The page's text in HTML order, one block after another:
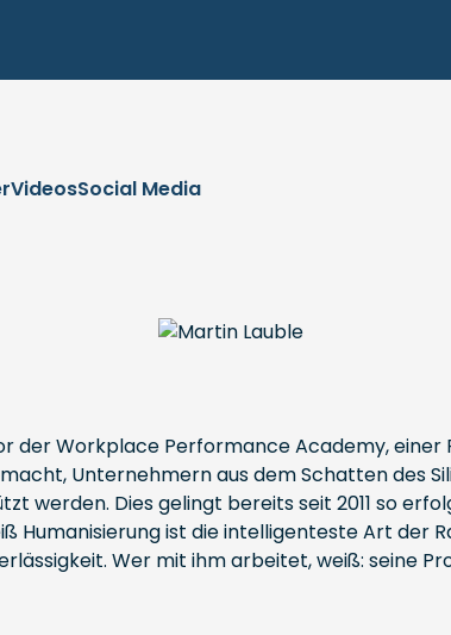
VideosSocial Media
der Workplace Performance Academy,
Unternehmern aus dem Schatten des
werden. Dies gelingt bereits seit 2011 so
Humanisierung ist die intelligenteste Art der
Wer mit ihm arbeitet, weiß: seine